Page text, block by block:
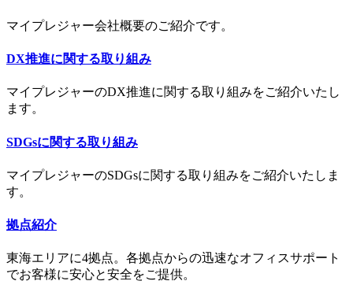
マイプレジャー会社概要のご紹介です。
DX推進に関する取り組み
マイプレジャーのDX推進に関する取り組みをご紹介いたし
ます。
SDGsに関する取り組み
マイプレジャーのSDGsに関する取り組みをご紹介いたしま
す。
拠点紹介
東海エリアに4拠点。各拠点からの迅速なオフィスサポート
でお客様に安心と安全をご提供。